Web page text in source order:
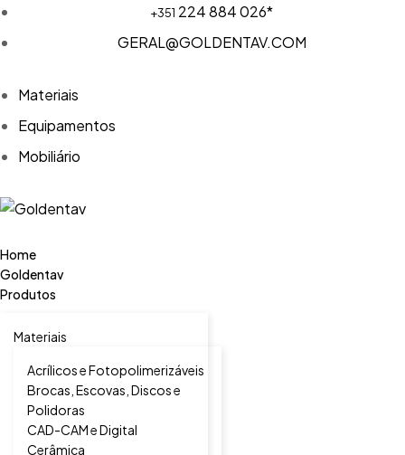
+351 224 884 026*
GERAL@GOLDENTAV.COM
Materiais
Equipamentos
Mobiliário
Home
Goldentav
Produtos
Materiais
Acrílicos e Fotopolimerizáveis
Brocas, Escovas, Discos e
Polidoras
CAD-CAM e Digital
Cerâmica